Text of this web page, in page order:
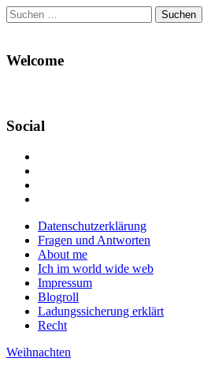
Suchen
nach:
Welcome
Social
Facebook
anzeigen
Twitter
anzeigen
auf
Instagram
anzeigen
Main
menu
Skip
content
Datenschutzerklärung
Fragen und Antworten
About me
Ich im world wide web
Impressum
Blogroll
Ladungssicherung erklärt
Recht
Weihnachten